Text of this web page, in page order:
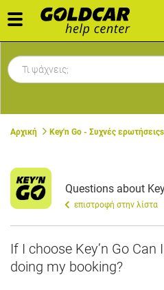
Toggle
navigation
Αρχική Key'n Go - Συχνές ερωτήσειςs
Questions about
επιστροφή στην λίστα
If I choose Key’n Go
doing my booking?